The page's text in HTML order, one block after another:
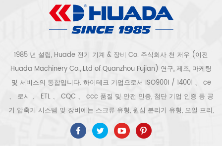
1985 년 설립, Huade 전기 기계 & 장비 Co. 주식회사 천 저우 (이전
Huada Machinery Co., Ltd of Quanzhou Fujian) 연구, 제조, 마케팅
및 서비스의 통합입니다. 하이테크 기업으로서 ISO9001 / 14001 、 ce
、 로시 、 ETL 、 CQC 、 ccc 품질 및 안전 인증, 첨단 기업 인증 등 공
기 압축기 시스템 및 장비에는 스크류 유형, 원심 분리기 유형, 오일 프리,
스크롤 유형, 피스톤 유형, 건조기, 필터, 배수기, 완전한 공기 압축기 생산
라인 등이 포함됩니다. 보다 300 가지 유형의 공기 압축기 산업 전문가